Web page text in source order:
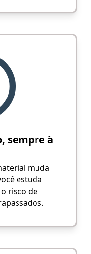
sempre à
muda
estuda
risco de